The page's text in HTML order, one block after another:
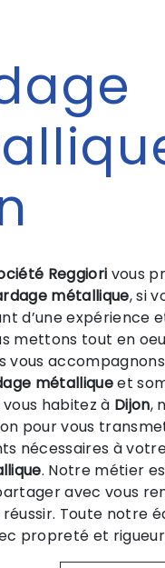
Reggiori vous
métallique, si
d’une expérience
mettons tout en
vous
métalliqueet
vous habitez à Dijon,
pour vous
nécessaires à
. Notre métier
avec vous
Toute notre
propreté et